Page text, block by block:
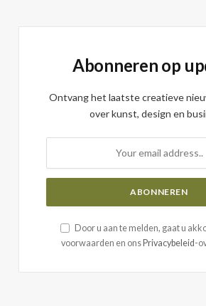
Abonneren op
Ontvang het laatste creatieve
over kunst, design en
Door u aan te melden, gaat u
voorwaarden en ons Privacybeleid -